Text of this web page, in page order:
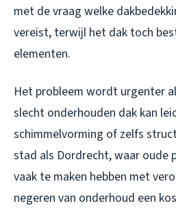
met de vraag welke
vereist, terwijl het dak toch
elementen.
Het probleem wordt urgenter
slecht onderhouden dak kan
schimmelvorming of zelfs
stad als Dordrecht, waar oude
vaak te maken hebben met
negeren van onderhoud een